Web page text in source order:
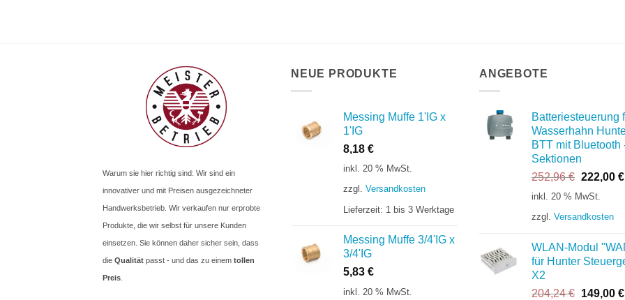
Warum sie hier richtig sind: Wir sind ein
innovativer und mit Preisen ausgezeichneter
Handwerksbetrieb. Wir verkaufen nur erprobte
Produkte, die wir selbst für unsere Kunden
einsetzen. Sie können daher sicher sein, dass
die Qualität passt - und das zu einem tollen
Preis
NEUE PRODUKTE
Messing Muffe 1'IG x
1'IG
8,18 €
inkl. 20 % MwSt.
zzgl. Versandkosten
Lieferzeit: 1 bis 3 Werktage
Messing Muffe 3/4'IG x
3/4'IG
5,83 €
inkl. 20 % MwSt.
ANGEBOTE
Batteriesteuerung
Wasserhahn
BTT mit Bluetooth
Sektionen
252,96€
Preis
252,96 €
222,00 €
inkl. 20 % MwSt.
zzgl. Versandkosten
WLAN-Modul
für Hunter
X2
204,24€ 149,00 €